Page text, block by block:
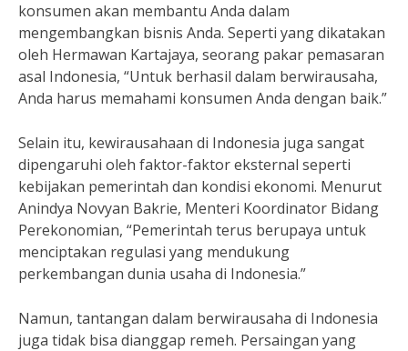
konsumen akan membantu Anda dalam
mengembangkan bisnis Anda. Seperti yang dikatakan
oleh Hermawan Kartajaya, seorang pakar pemasaran
asal Indonesia, “Untuk berhasil dalam berwirausaha,
Anda harus memahami konsumen Anda dengan baik.”
Selain itu, kewirausahaan di Indonesia juga sangat
dipengaruhi oleh faktor-faktor eksternal seperti
kebijakan pemerintah dan kondisi ekonomi. Menurut
Anindya Novyan Bakrie, Menteri Koordinator Bidang
Perekonomian, “Pemerintah terus berupaya untuk
menciptakan regulasi yang mendukung
perkembangan dunia usaha di Indonesia.”
Namun, tantangan dalam berwirausaha di Indonesia
juga tidak bisa dianggap remeh. Persaingan yang